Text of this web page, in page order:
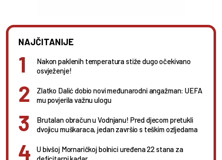
NAJČITANIJE
Nakon paklenih temperatura stiže dugo očekivano
osvježenje!
Zlatko Dalić dobio novi međunarodni angažman: UEFA
mu povjerila važnu ulogu
Brutalan obračun u Vodnjanu! Pred djecom pretukli
dvojicu muškaraca, jedan završio s teškim ozljedama
U bivšoj Mornaričkoj bolnici uređena 22 stana za